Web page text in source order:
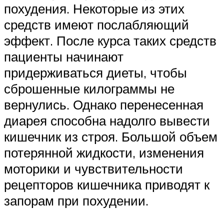
похудения. Некоторые из этих
средств имеют послабляющий
эффект. После курса таких средств
пациенты начинают
придерживаться диеты, чтобы
сброшенные килограммы не
вернулись. Однако перенесенная
диарея способна надолго вывести
кишечник из строя. Большой объем
потерянной жидкости, изменения
моторики и чувствительности
рецепторов кишечника приводят к
запорам при похудении.